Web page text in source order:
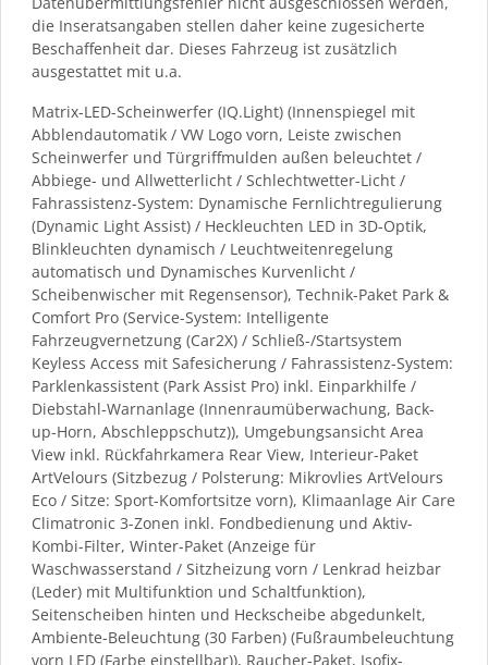
die Inseratsangaben stellen daher keine zugesicherte
Beschaffenheit dar. Dieses Fahrzeug ist zusätzlich
ausgestattet mit u.a.
Matrix-LED-Scheinwerfer (IQ.Light) (Innenspiegel mit
Abblendautomatik / VW Logo vorn, Leiste zwischen
Scheinwerfer und Türgriffmulden außen beleuchtet /
Abbiege- und Allwetterlicht / Schlechtwetter-Licht /
Fahrassistenz-System: Dynamische Fernlichtregulierung
(Dynamic Light Assist) / Heckleuchten LED in 3D-Optik,
Blinkleuchten dynamisch / Leuchtweitenregelung
automatisch und Dynamisches Kurvenlicht /
Scheibenwischer mit Regensensor), Technik-Paket Park &
Comfort Pro (Service-System: Intelligente
Fahrzeugvernetzung (Car2X) / Schließ-/Startsystem
Keyless Access mit Safesicherung / Fahrassistenz-System:
Parklenkassistent (Park Assist Pro) inkl. Einparkhilfe /
Diebstahl-Warnanlage (Innenraumüberwachung, Back-
up-Horn, Abschleppschutz)), Umgebungsansicht Area
View inkl. Rückfahrkamera Rear View, Interieur-Paket
ArtVelours (Sitzbezug / Polsterung: Mikrovlies ArtVelours
Eco / Sitze: Sport-Komfortsitze vorn), Klimaanlage Air Care
Climatronic 3-Zonen inkl. Fondbedienung und Aktiv-
Kombi-Filter, Winter-Paket (Anzeige für
Waschwasserstand / Sitzheizung vorn / Lenkrad heizbar
(Leder) mit Multifunktion und Schaltfunktion),
Seitenscheiben hinten und Heckscheibe abgedunkelt,
Ambiente-Beleuchtung (30 Farben) (Fußraumbeleuchtung
vorn LED (Farbe einstellbar)), Raucher-Paket, Isofix-